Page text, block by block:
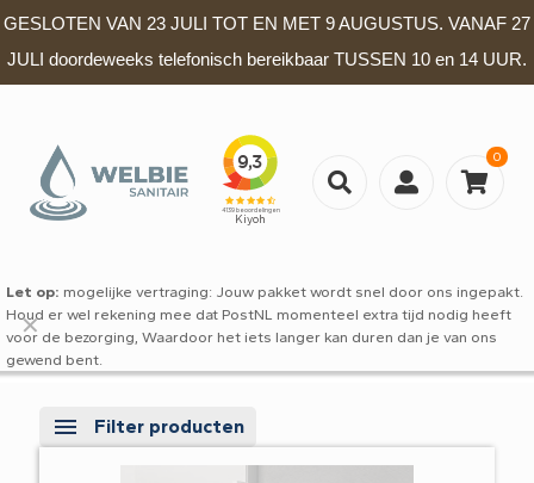
GESLOTEN VAN 23 JULI TOT EN MET 9 AUGUSTUS. VANAF 27
JULI doordeweeks telefonisch bereikbaar TUSSEN 10 en 14 UUR.
0
Let op: mogelijke vertraging: Jouw pakket wordt snel door ons ingepakt.
Houd er wel rekening mee dat PostNL momenteel extra tijd nodig heeft
voor de bezorging, Waardoor het iets langer kan duren dan je van ons
gewend bent.
✕
Filter producten